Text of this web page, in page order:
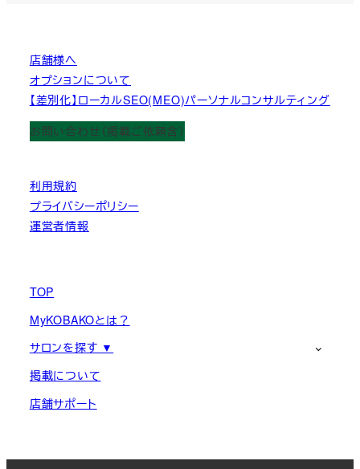
店舗様へ
オプションについて
【差別化】ローカルSEO(MEO)パーソナルコンサルティング
お問い合わせ（掲載ご依頼含）
利用規約
プライバシーポリシー
運営者情報
TOP
MyKOBAKOとは？
サロンを探す ▼
掲載について
店舗サポート